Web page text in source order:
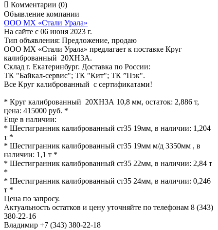
 Комментарии (0)
Объявление компании
ООО МХ «Стали Урала»
На сайте с 06 июня 2023 г.
Тип объявления: Предложение, продаю
ООО МХ «Стали Урала» предлагает к поставке Круг
калиброванный 20ХН3А.
Склад г. Екатеринбург. Доставка по России:
ТК "Байкал-сервис"; ТК "Кит"; ТК ”Пэк".
Все Круг калиброванный с сертификатами!
* Круг калиброванный 20ХН3А 10,8 мм, остаток: 2,886 т,
цена: 415000 руб. *
Еще в наличии:
* Шестигранник калиброванный ст35 19мм, в наличии: 1,204
т *
* Шестигранник калиброванный ст35 19мм м/д 3350мм , в
наличии: 1,1 т *
* Шестигранник калиброванный ст35 22мм, в наличии: 2,84 т
*
* Шестигранник калиброванный ст35 24мм, в наличии: 0,246
т *
Цена по запросу.
Актуальность остатков и цену уточняйте по телефонам 8 (343)
380-22-16
Владимир +7 (343) 380-22-18